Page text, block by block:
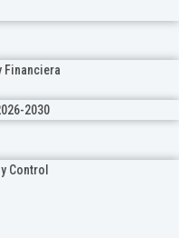
2030
Control